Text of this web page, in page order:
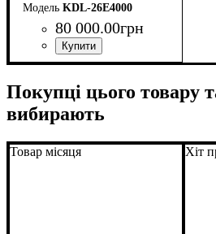
KDL-26E4000
80 000.00грн
Покупці цього товару
вибирають
Товар місяця Хіт